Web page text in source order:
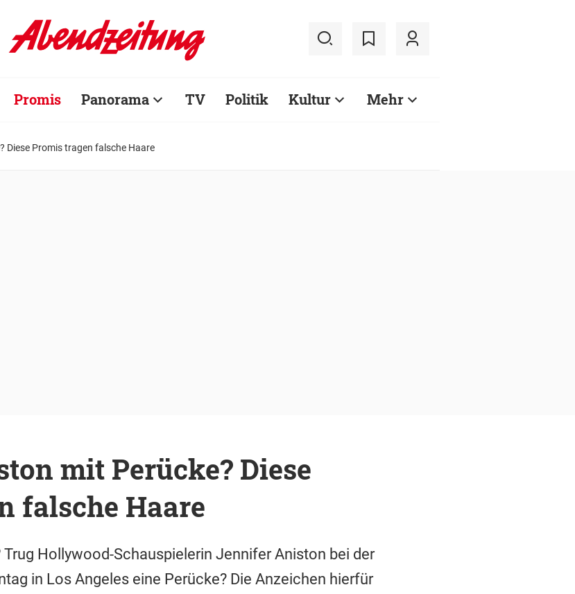
Promis Panorama TV Politik Kultur Mehr
Diese Promis tragen falsche Haare
mit Perücke? Diese
falsche Haare
Hollywood-Schauspielerin Jennifer Aniston bei der
in Los Angeles eine Perücke? Die Anzeichen hierfür